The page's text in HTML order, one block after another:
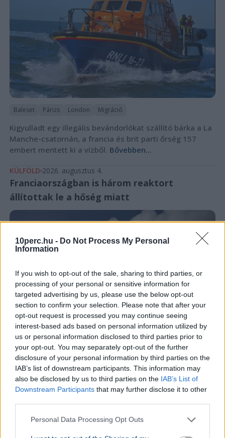
10perc.hu - Do Not Process My Personal
Information
If you wish to opt-out of the sale, sharing to third parties, or
processing of your personal or sensitive information for
targeted advertising by us, please use the below opt-out
section to confirm your selection. Please note that after your
opt-out request is processed you may continue seeing
interest-based ads based on personal information utilized by
us or personal information disclosed to third parties prior to
your opt-out. You may separately opt-out of the further
disclosure of your personal information by third parties on the
IAB’s list of downstream participants. This information may
also be disclosed by us to third parties on the IAB’s List of
Downstream Participants that may further disclose it to other
Personal Data Processing Opt Outs
Baleset Párizs London Migráció
Kigyulladt egy illegális bevándorlókat szállító bárka a La
Manche-csatornán, a francia és brit parti őrség 157
embert mentett ki a vízből. Bővebben...
KÜLFÖLD 2026. augusztus 4.
Franciaországban is három reaktort
állítottak le a hőség miatt
Franciaország Magyar Péter Aszály Atomerőmű Duna
Franciaországban három atomerőművi reaktort
állítottak le a folyók alacsony vízhozama miatt,